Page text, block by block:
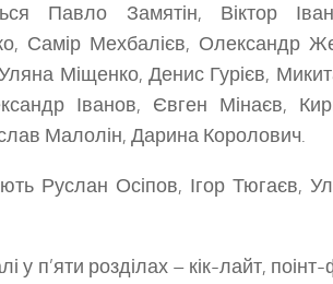
Павло Замятін, Віктор
Самір Мехбалієв, Олександр
Міщенко, Денис Гурієв,
Іванов, Євген Мінаєв,
Малолін, Дарина Королович.
Руслан Осіпов, Ігор Тюгаєв,
у п’яти розділах – кік-лайт,